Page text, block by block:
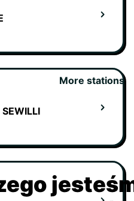
More stations